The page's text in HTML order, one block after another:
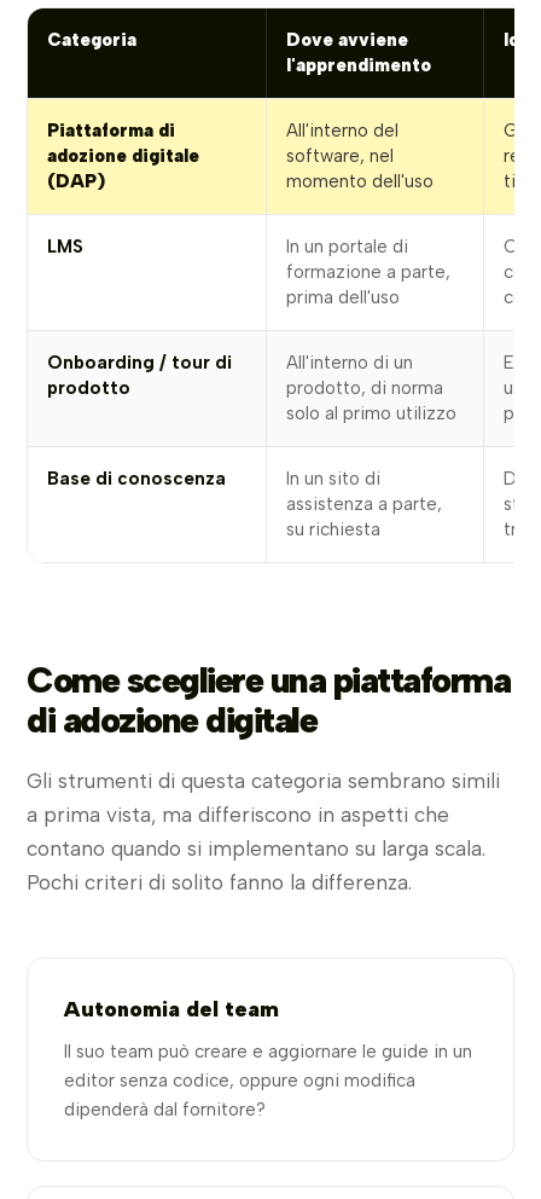
Categoria
Dove avviene
l'apprendimento
Piattaforma di
adozione digitale
(DAP)
All'interno del
software, nel
momento dell'uso
LMS
In un portale di
formazione a parte,
prima dell'uso
Onboarding / tour di
prodotto
All'interno di un
prodotto, di norma
solo al primo utilizzo
Base di conoscenza
In un sito di
assistenza a parte,
su richiesta
Come scegliere una piattaforma
di adozione digitale
Gli strumenti di questa categoria sembrano simili
a prima vista, ma differiscono in aspetti che
contano quando si implementano su larga scala.
Pochi criteri di solito fanno la differenza.
Autonomia del team
Il suo team può creare e aggiornare le guide in un
editor senza codice, oppure ogni modifica
dipenderà dal fornitore?